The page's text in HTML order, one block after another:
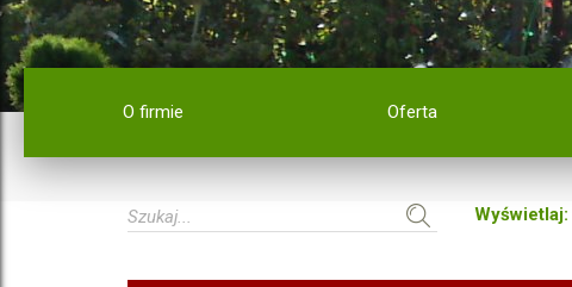
O firmie Oferta
Wyświetlaj: